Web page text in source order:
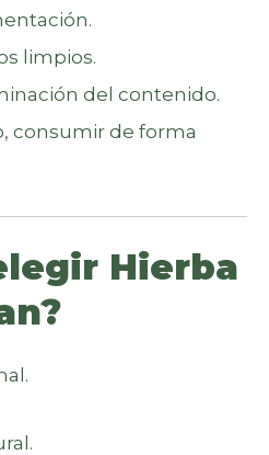
limpios.
del contenido.
consumir de forma
Hierba